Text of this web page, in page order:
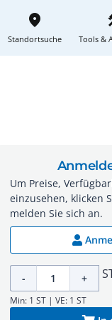
place
Standortsuche Tools &
Um Preise,
einzusehen, klicken
melden Sie sich an.
- +
Min: 1 ST | VE: 1 ST